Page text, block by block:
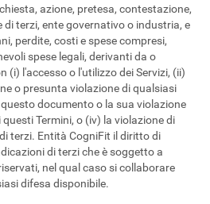
azione, pretesa, contestazione,
terzi, ente governativo o industria, e
perdite, costi e spese compresi,
spese legali, derivanti da o
(i) l'accesso o l'utilizzo dei Servizi, (ii)
o presunta violazione di qualsiasi
documento o la sua violazione
Termini, o (iv) la violazione di
terzi. Entità CogniFit il diritto di
di terzi che è soggetto a
nel qual caso si collaborare
difesa disponibile.